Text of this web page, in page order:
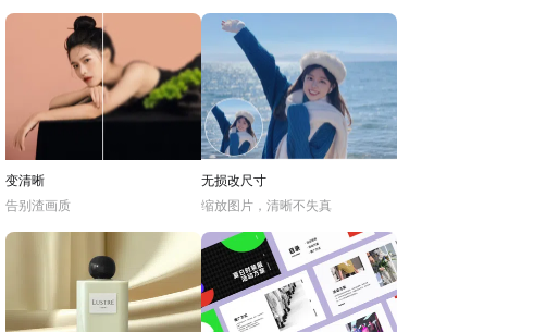
变清晰
告别渣画质
无损改尺寸
缩放图片，清晰不失真